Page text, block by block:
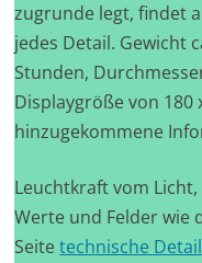
zugrunde legt, findet
jedes Detail. Gewicht
Stunden,
Displaygröße von
hinzugekommene
Leuchtkraft vom
Werte und Felder wie
Seitetechnische